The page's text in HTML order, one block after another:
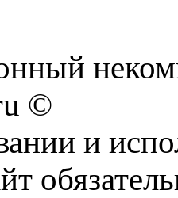
©
и